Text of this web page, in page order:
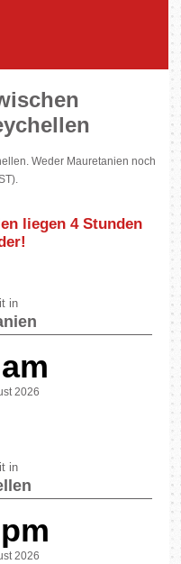
Weder Mauretanien noch
liegen 4 Stunden
!
in
2026
in
2026